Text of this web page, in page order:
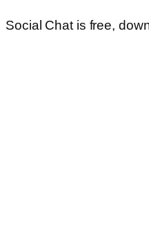
Social Chat is free,